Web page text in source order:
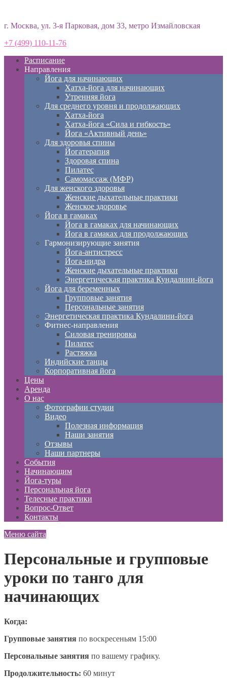
г. Москва, ул. 3-я Парковая, дом 33, метро Измайловская
+7 (499) 110-11-76
Расписание
Направления
Йога для начинающих
Хатха-йога для начинающих
Утренняя йога
Для среднего уровня и продолжающих
Хатха-йога
Хатха-йога «Сила и гибкость»
Йога «Активный день»
Для здоровья спины
Йогатерапия
Здоровая спина
Пилатес
Самомассаж (МФР)
Для женского здоровья
Женские дыхательные практики
Женское здоровье
Йога в гамаках
Йога в гамаках для начинающих
Йога в гамаках для продолжающих
Гармонизирующие занятия
Йога-антистресс
Йога-нидра
Женские дыхательные практики
Энергетическая практика Кундалини-йога
Йога для беременных
Групповые занятия
Персональные занятия
Энергетическая практика Кундалини-йога
Фитнес-направления
Силовая тренировка
Пилатес
Растяжка
Индийские танцы
Корпоративная йога
Цены
Аренда
О нас
Фотографии студии
Видео
Полезная информация
Наши занятия
Отзывы
Наши партнеры
События
Начинающим
Йога-туры
Персональная йога
Телесные практики
Вопрос-Ответ
Контакты
Меню сайта
Персональные и групповые
уроки по танго для
начинающих
Когда:
Групповые занятия по воскресеньям 15:00
Персональные занятия по вашему графику.
Продолжительность: 60 минут